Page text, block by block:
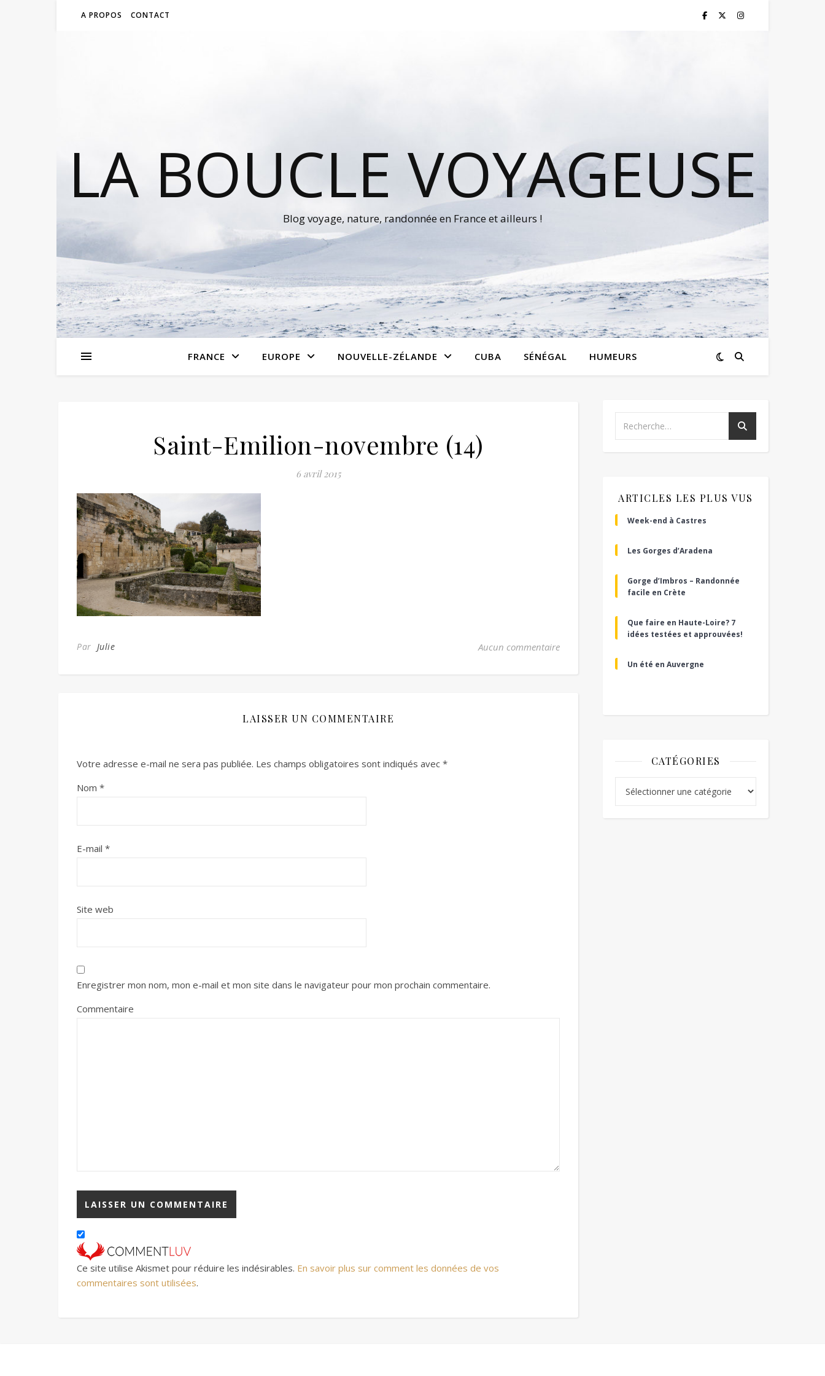
A PROPOS CONTACT
LA BOUCLE VOYAGEUSE
Blog voyage, nature, randonnée en France et ailleurs !
FRANCE EUROPE NOUVELLE-ZÉLANDE CUBA SÉNÉGAL HUMEURS
Saint-Emilion-novembre (14)
6 avril 2015
Par Julie Aucun commentaire
LAISSER UN COMMENTAIRE
Votre adresse e-mail ne sera pas publiée. Les champs obligatoires sont indiqués avec *
Nom *
E-mail *
Site web
Enregistrer mon nom, mon e-mail et mon site dans le navigateur pour mon prochain commentaire.
Commentaire
Ce site utilise Akismet pour réduire les indésirables. En savoir plus sur comment les données de vos
commentaires sont utilisées.
ARTICLES LES PLUS VUS
Week-end à Castres
Les Gorges d’Aradena
Gorge d’Imbros – Randonnée
facile en Crète
Que faire en Haute-Loire? 7
idées testées et approuvées!
Un été en Auvergne
CATÉGORIES